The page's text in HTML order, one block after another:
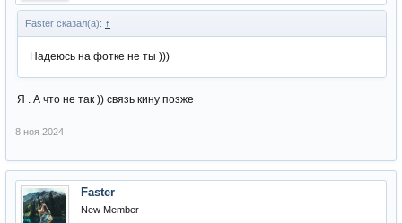
Faster сказал(а): ↑
Надеюсь на фотке не ты )))
Я . А что не так )) связь кину позже
8 ноя 2024
Faster
New Member